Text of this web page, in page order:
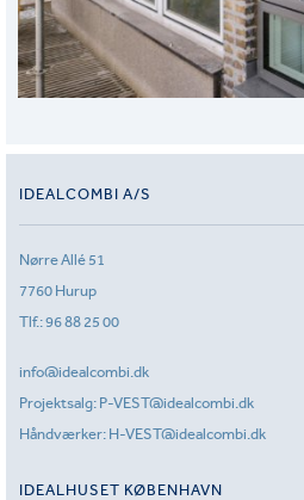
IDEALCOMBI A/S
Nørre Allé 51
7760 Hurup
Tlf.:96 88 25 00
info@idealcombi.dk
Projektsalg: P-VEST@idealcombi.dk
Håndværker: H-VEST@idealcombi.dk
IDEALHUSET KØBENHAVN